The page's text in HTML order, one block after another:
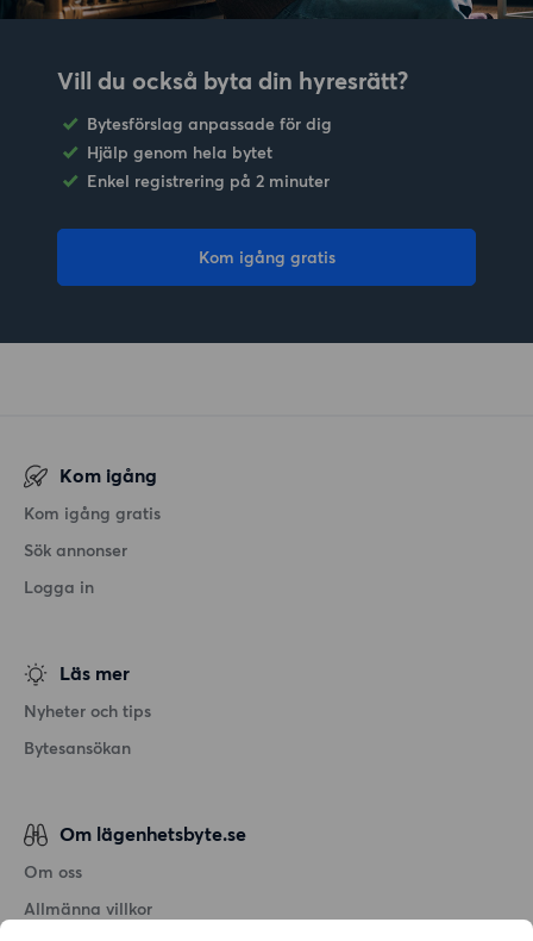
Vill du också byta din hyresrätt?
Bytesförslag anpassade för dig
Hjälp genom hela bytet
Enkel registrering på 2 minuter
Kom igång gratis
Kom igång
Kom igång gratis
Sök annonser
Logga in
Läs mer
Nyheter och tips
Bytesansökan
Om lägenhetsbyte.se
Om oss
Allmänna villkor